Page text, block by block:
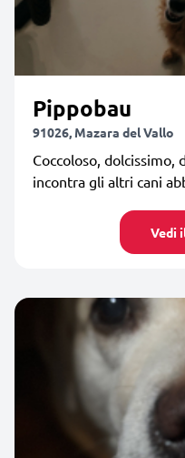
Pippobau
91026, Mazara del Vallo
Coccoloso,
incontra gli altri cani
Vedi